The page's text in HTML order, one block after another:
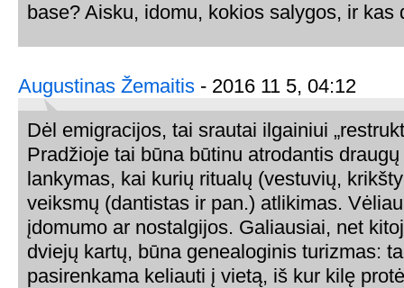
base? Aisku, idomu, kokios salygos, ir kas
Augustinas Žemaitis - 2016 11 5, 04:12
Dėl emigracijos, tai srautai ilgainiui
Pradžioje tai būna būtinu atrodantis
lankymas, kai kurių ritualų (vestuvių,
veiksmų (dantistas ir pan.) atlikimas.
įdomumo ar nostalgijos. Galiausiai, net
dviejų kartų, būna genealoginis turizmas:
pasirenkama keliauti į vietą, iš kur kilę